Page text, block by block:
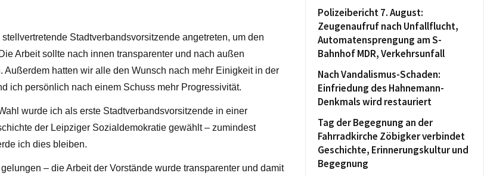
Stadtverbandsvorsitzende angetreten, um den
Arbeit sollte nach innen transparenter und nach außen
Außerdem hatten wir alle den Wunsch nach mehr Einigkeit in der
ich persönlich nach einem Schuss mehr Progressivität.
wurde ich als erste Stadtverbandsvorsitzende in einer
der Leipziger Sozialdemokratie gewählt – zumindest
ich dies bleiben.
– die Arbeit der Vorstände wurde transparenter und damit
Polizeibericht 7. August:
Zeugenaufruf nach Unfallflucht,
Automatensprengung am S-
Bahnhof MDR, Verkehrsunfall
Nach Vandalismus-Schaden:
Einfriedung des Hahnemann-
Denkmals wird restauriert
Tag der Begegnung an der
Fahrradkirche Zöbigker verbindet
Geschichte, Erinnerungskultur und
Begegnung